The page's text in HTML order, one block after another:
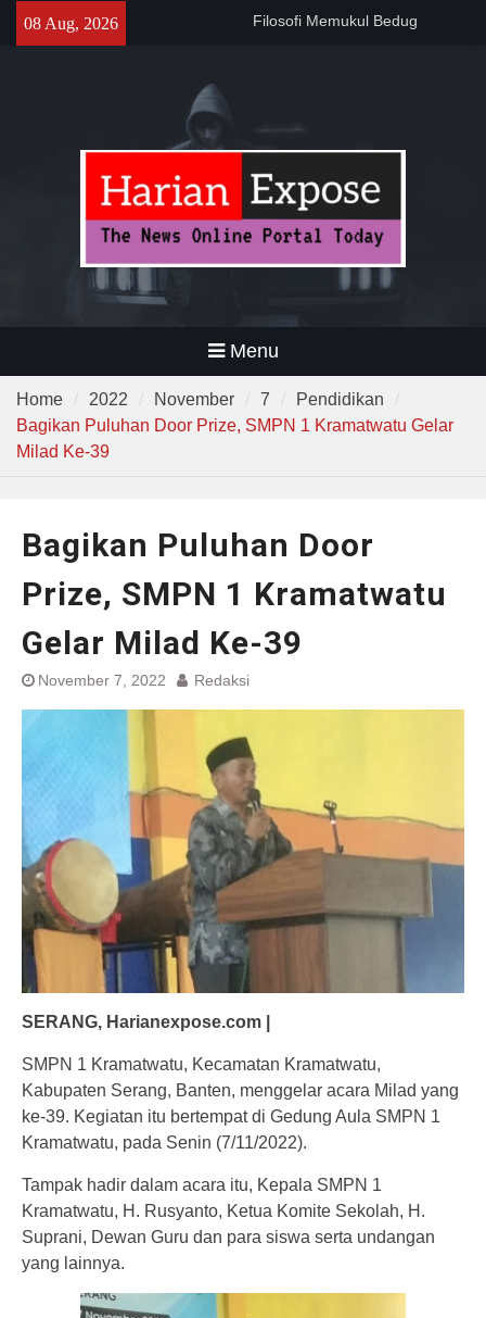
08 Aug, 2026
141 Tahun Stasiun Slawi : “Dari
Narkoba di Sekolah Kebayoran
Tuntas
Menu
Home 2022 November 7
Pendidikan
Bagikan Puluhan Door Prize, SMPN 1 Kramatwatu Gelar
Milad Ke-39
Bagikan Puluhan Door
Prize, SMPN 1 Kramatwatu
Gelar Milad Ke-39
November 7, 2022 Redaksi
SERANG, Harianexpose.com |
SMPN 1 Kramatwatu, Kecamatan Kramatwatu,
Kabupaten Serang, Banten, menggelar acara Milad yang
ke-39. Kegiatan itu bertempat di Gedung Aula SMPN 1
Kramatwatu, pada Senin (7/11/2022).
Tampak hadir dalam acara itu, Kepala SMPN 1
Kramatwatu, H. Rusyanto, Ketua Komite Sekolah, H.
Suprani, Dewan Guru dan para siswa serta undangan
yang lainnya.